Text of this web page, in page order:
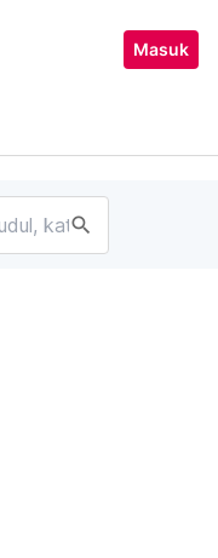
Masuk
search